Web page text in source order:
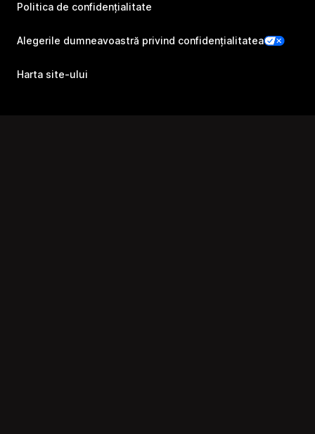
Politica de confidențialitate
Alegerile dumneavoastră privind confidențialitatea
Harta site-ului